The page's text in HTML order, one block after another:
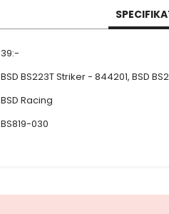
39:-
BSD BS223T Striker - 844201, BSD
BSD Racing
BS819-030